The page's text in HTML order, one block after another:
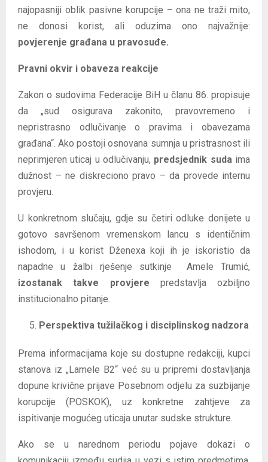
najopasniji oblik pasivne korupcije – ona ne traži mito,
ne donosi korist, ali oduzima ono najvažnije:
povjerenje građana u pravosuđe.
Pravni okvir i obaveza reakcije
Zakon o sudovima Federacije BiH u članu 86. propisuje
da „sud osigurava zakonito, pravovremeno i
nepristrasno odlučivanje o pravima i obavezama
građana“. Ako postoji osnovana sumnja u pristrasnost ili
neprimjeren uticaj u odlučivanju, predsjednik suda ima
dužnost – ne diskreciono pravo – da provede internu
provjeru.
U konkretnom slučaju, gdje su četiri odluke donijete u
gotovo savršenom vremenskom lancu s identičnim
ishodom, i u korist Dženexa koji ih je iskoristio da
napadne u žalbi rješenje sutkinje Amele Trumić,
izostanak takve provjere predstavlja ozbiljno
institucionalno pitanje.
Perspektiva tužilačkog i disciplinskog nadzora
Prema informacijama koje su dostupne redakciji, kupci
stanova iz „Lamele B2“ već su u pripremi dostavljanja
dopune krivične prijave Posebnom odjelu za suzbijanje
korupcije (POSKOK), uz konkretne zahtjeve za
ispitivanje mogućeg uticaja unutar sudske strukture.
Ako se u narednom periodu pojave dokazi o